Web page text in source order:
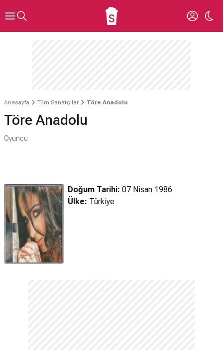
Anasayfa Tüm Sanatçılar Töre Anadolu
Töre Anadolu
Oyuncu
Doğum Tarihi: 07 Nisan 1986
Ülke: Türkiye